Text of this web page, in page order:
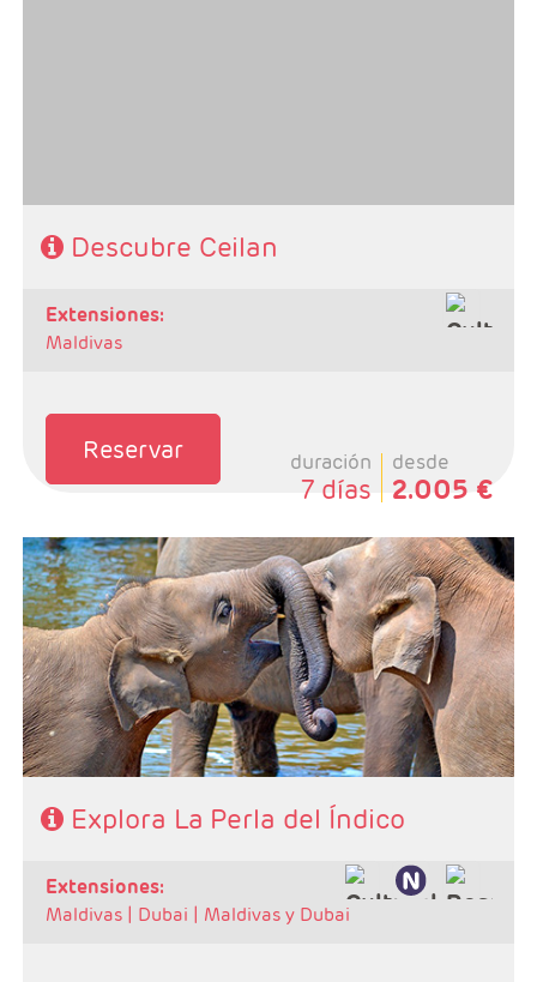
Descubre Ceilan
extensiones:
Maldivas
Reservar duración
7 días
desde
2.005 €
- Salidas: Según calendario
- Ruta: 1 noche Negomno, 1 noche Kandy , 2 noches
Habarana, y 1 noche Colombo
- Categoría hotelera: Primera Superior
- Régimen: Pensión completa (5 Desayunos + 4
comidas + 4 cenas)
SE NECESITA VISADO PARA VIAJAR A SRI LANKA
Explora La Perla del Índico
extensiones:
Maldivas | Dubai | Maldivas y Dubai